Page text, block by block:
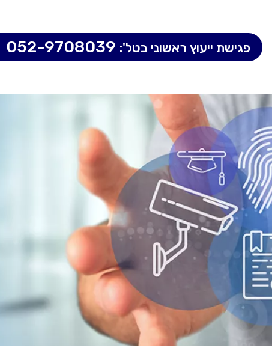
פגישת ייעוץ ראשוני בטל':